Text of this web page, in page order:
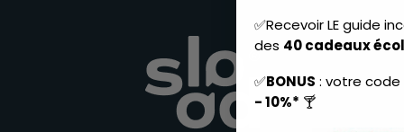
✅Recevoir LE guide
des 40 cadeaux
✅BONUS : votre
- 10%* 🍸